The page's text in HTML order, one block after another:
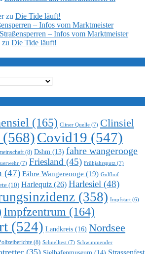
zu Die Tide läuft!
– Infos vom Marktmeister
Straßensperren – Infos vom Marktmeister
zu Die Tide läuft!
(165) Cliner Quelle (7) Clinsiel
(568)Covid19 (547)
(8) Dshm (13) fahre wangerooge
(7) Friesland (45) Frühjahrsputz (7)
(47) Fähre Wangereooge (19) Gulfhof
(10) Harlequiz (26) Harlesiel (48)
(358) Impfstart (6)
Impfzentrum (164)
(524) Landkreis (16) Nordsee
(8) Schnelltest (7) Schwimmender
(35)